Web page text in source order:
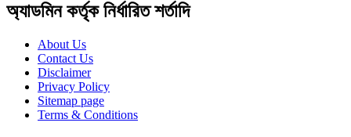
অ্যাডমিন কর্তৃক নির্ধারিত শর্তাদি
About Us
Contact Us
Disclaimer
Privacy Policy
Sitemap page
Terms & Conditions